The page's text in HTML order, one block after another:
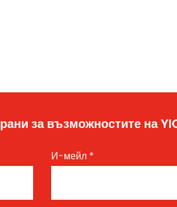
за възможностите на
И-мейл *